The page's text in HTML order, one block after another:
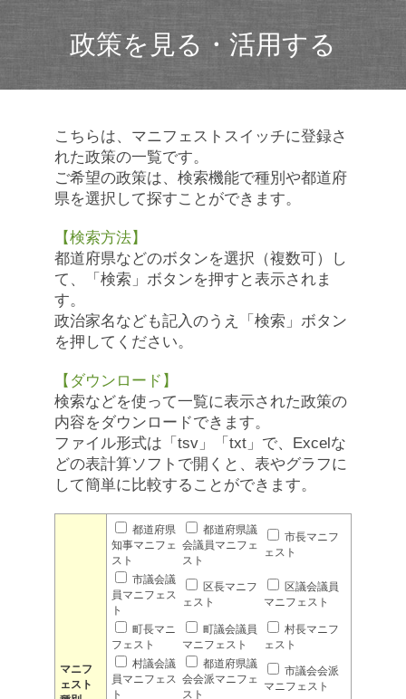
政策を見る・活用する
こちらは、マニフェストスイッチに登録さ
れた政策の一覧です。
ご希望の政策は、検索機能で種別や都道府
県を選択して探すことができます。
【検索方法】
都道府県などのボタンを選択（複数可）し
て、「検索」ボタンを押すと表示されま
す。
政治家名なども記入のうえ「検索」ボタン
を押してください。
【ダウンロード】
検索などを使って一覧に表示された政策の
内容をダウンロードできます。
ファイル形式は「tsv」「txt」で、Excelな
どの表計算ソフトで開くと、表やグラフに
して簡単に比較することができます。
マニフ
ェスト
都道府県
知事マニフェ
スト
都道府県議
会議員マニフェ
スト
市長マニフ
ェスト
市議会議
員マニフェス
ト
区長マニフ
ェスト
区議会議員
マニフェスト
町長マニ
フェスト
町議会議員
マニフェスト
村長マニフ
ェスト
村議会議
員マニフェス
ト
都道府県議
会会派マニフェ
スト
市議会会派
マニフェスト